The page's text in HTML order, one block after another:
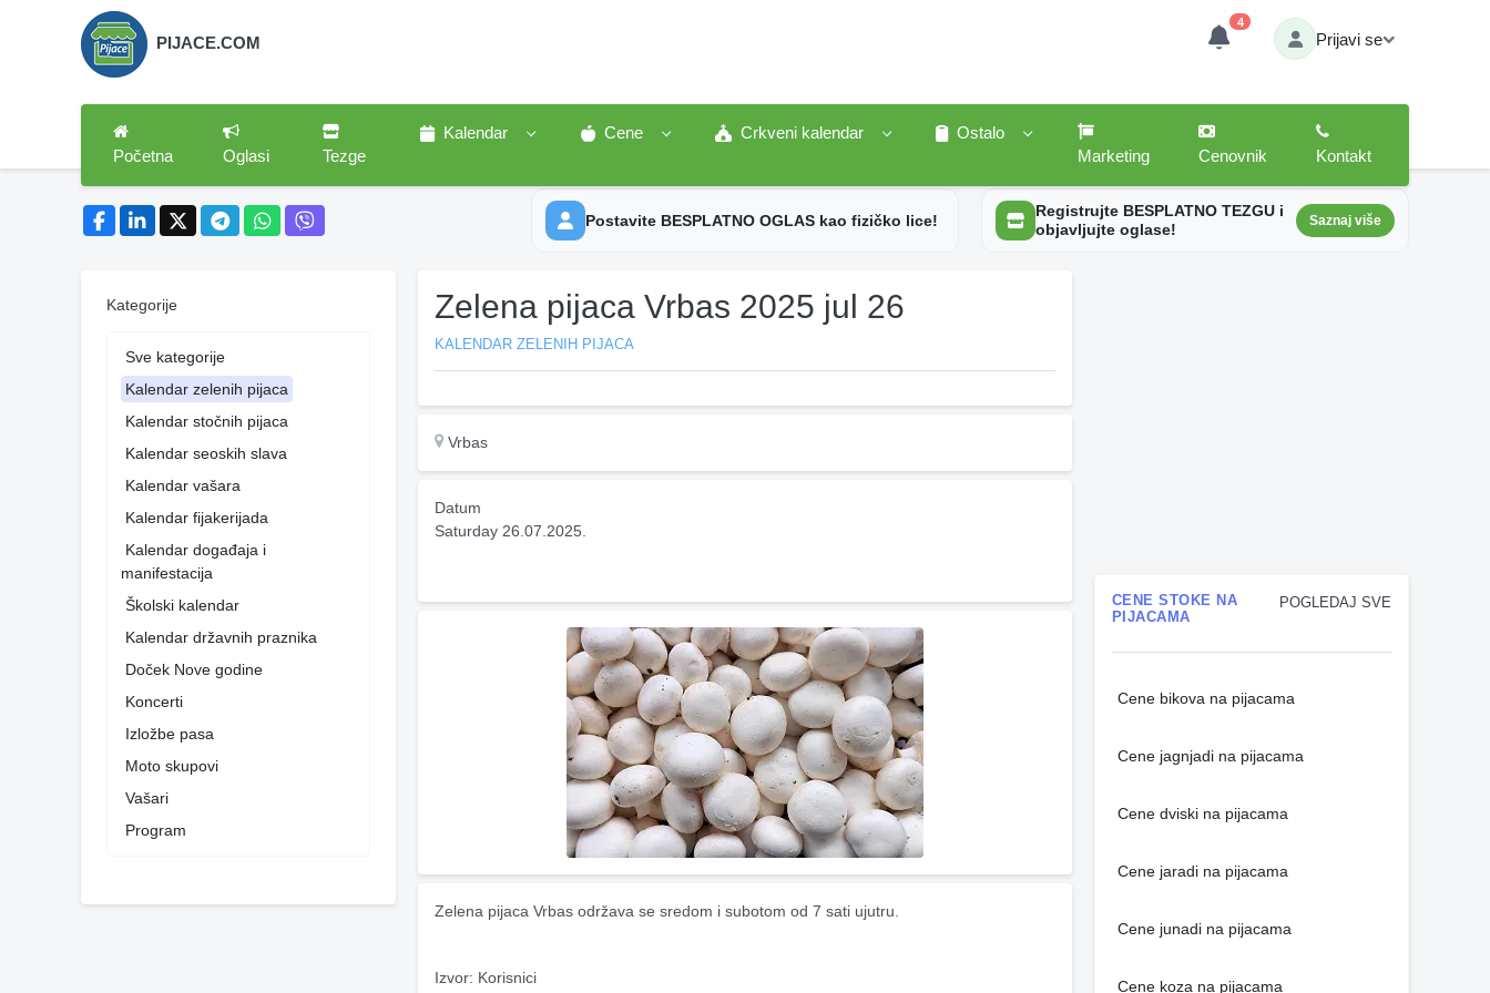
PIJACE.COM
4
Prijavi se
Početna Oglasi Tezge
Kalendar Cene Crkveni kalendar
Ostalo
Marketing
Cenovnik Kontakt
Postavite BESPLATNO OGLAS kao fizičko lice!
Registrujte BESPLATNO TEZGU i
objavljujte oglase!
Saznaj više
Kategorije
Sve kategorije
Kalendar zelenih pijaca
Kalendar stočnih pijaca
Kalendar seoskih slava
Kalendar vašara
Kalendar fijakerijada
Kalendar događaja i
manifestacija
Školski kalendar
Kalendar državnih praznika
Doček Nove godine
Koncerti
Izložbe pasa
Moto skupovi
Vašari
Program
Zelena pijaca Vrbas 2025 jul 26
KALENDAR ZELENIH PIJACA
Vrbas
Datum
Saturday 26.07.2025.
Zelena pijaca Vrbas održava se sredom i subotom od 7 sati ujutru.
Izvor: Korisnici
POGLEDAJ SVE
CENE STOKE NA
PIJACAMA
Cene bikova na pijacama
Cene jagnjadi na pijacama
Cene dviski na pijacama
Cene jaradi na pijacama
Cene junadi na pijacama
Cene koza na pijacama